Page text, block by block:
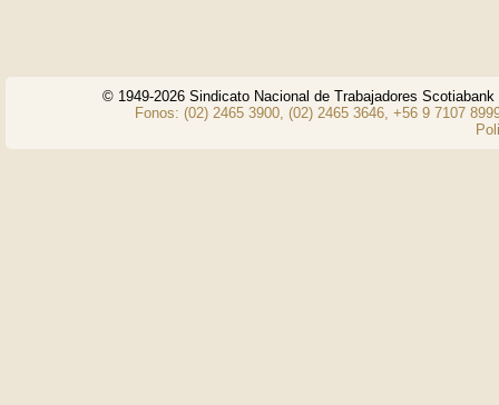
© 1949-2026 Sindicato Nacional de Trabajadores
Fonos: (02) 2465 3900, (02) 2465 3646, +56 9 7107